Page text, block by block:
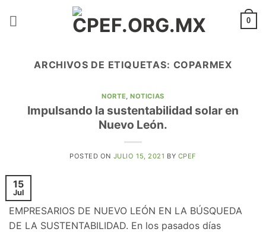
0
ARCHIVOS DE ETIQUETAS: COPARMEX
NORTE,NOTICIAS
Impulsando la sustentabilidad solar en
Nuevo León.
POSTED ON JULIO 15, 2021 BY CPEF
15
Jul
EMPRESARIOS DE NUEVO LEÓN EN LA BÚSQUEDA
DE LA SUSTENTABILIDAD. En los pasados días